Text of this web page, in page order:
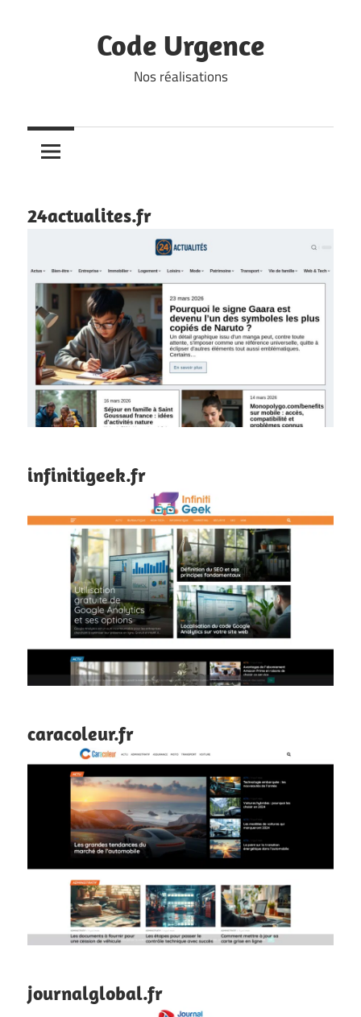
Code Urgence
Nos réalisations
24actualites.fr
infinitigeek.fr
caracoleur.fr
journalglobal.fr